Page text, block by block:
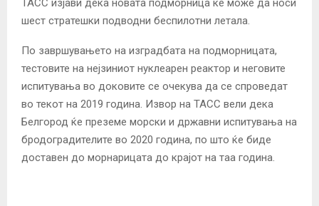
ТАСС изјави дека новата подморница ќе може да носи
шест стратешки подводни беспилотни летала.
По завршувањето на изградбата на подморницата,
тестовите на нејзиниот нуклеарен реактор и неговите
испитувања во доковите се очекува да се спроведат
во текот на 2019 година. Извор на ТАСС вели дека
Белгород ќе преземе морски и државни испитувања на
бродоградителите во 2020 година, по што ќе биде
доставен до морнарицата до крајот на таа година.